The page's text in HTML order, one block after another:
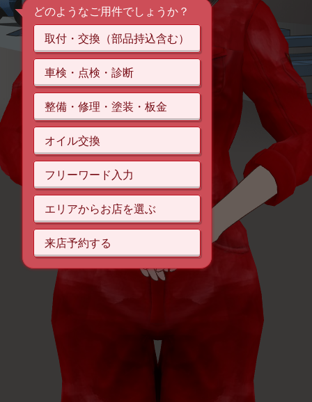
どのようなご用件でしょうか？
取付・交換（部品持込含む）
車検・点検・診断
整備・修理・塗装・板金
オイル交換
フリーワード入力
エリアからお店を選ぶ
来店予約する